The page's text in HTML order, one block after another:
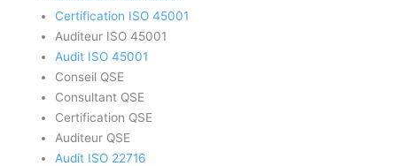
Certification ISO 45001
Auditeur ISO 45001
Audit ISO 45001
Conseil QSE
Consultant QSE
Certification QSE
Auditeur QSE
Audit ISO 22716